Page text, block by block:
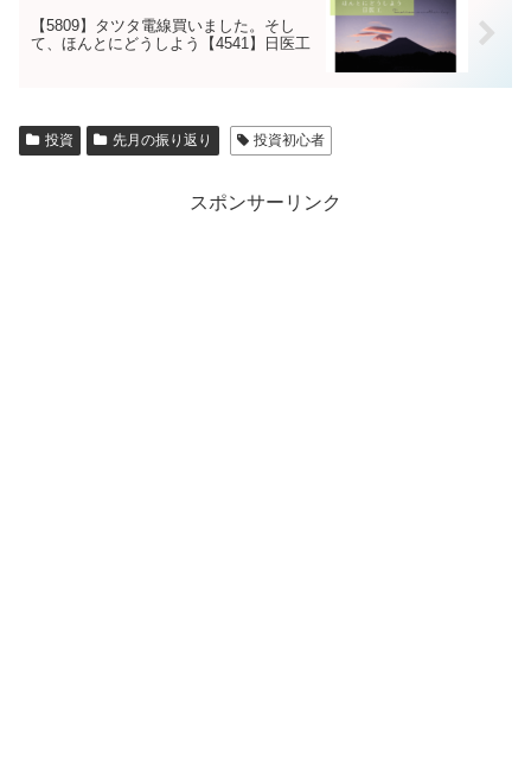
【5809】タツタ電線買いました。そし
て、ほんとにどうしよう【4541】日医工
投資 先月の振り返り 投資初心者
スポンサーリンク